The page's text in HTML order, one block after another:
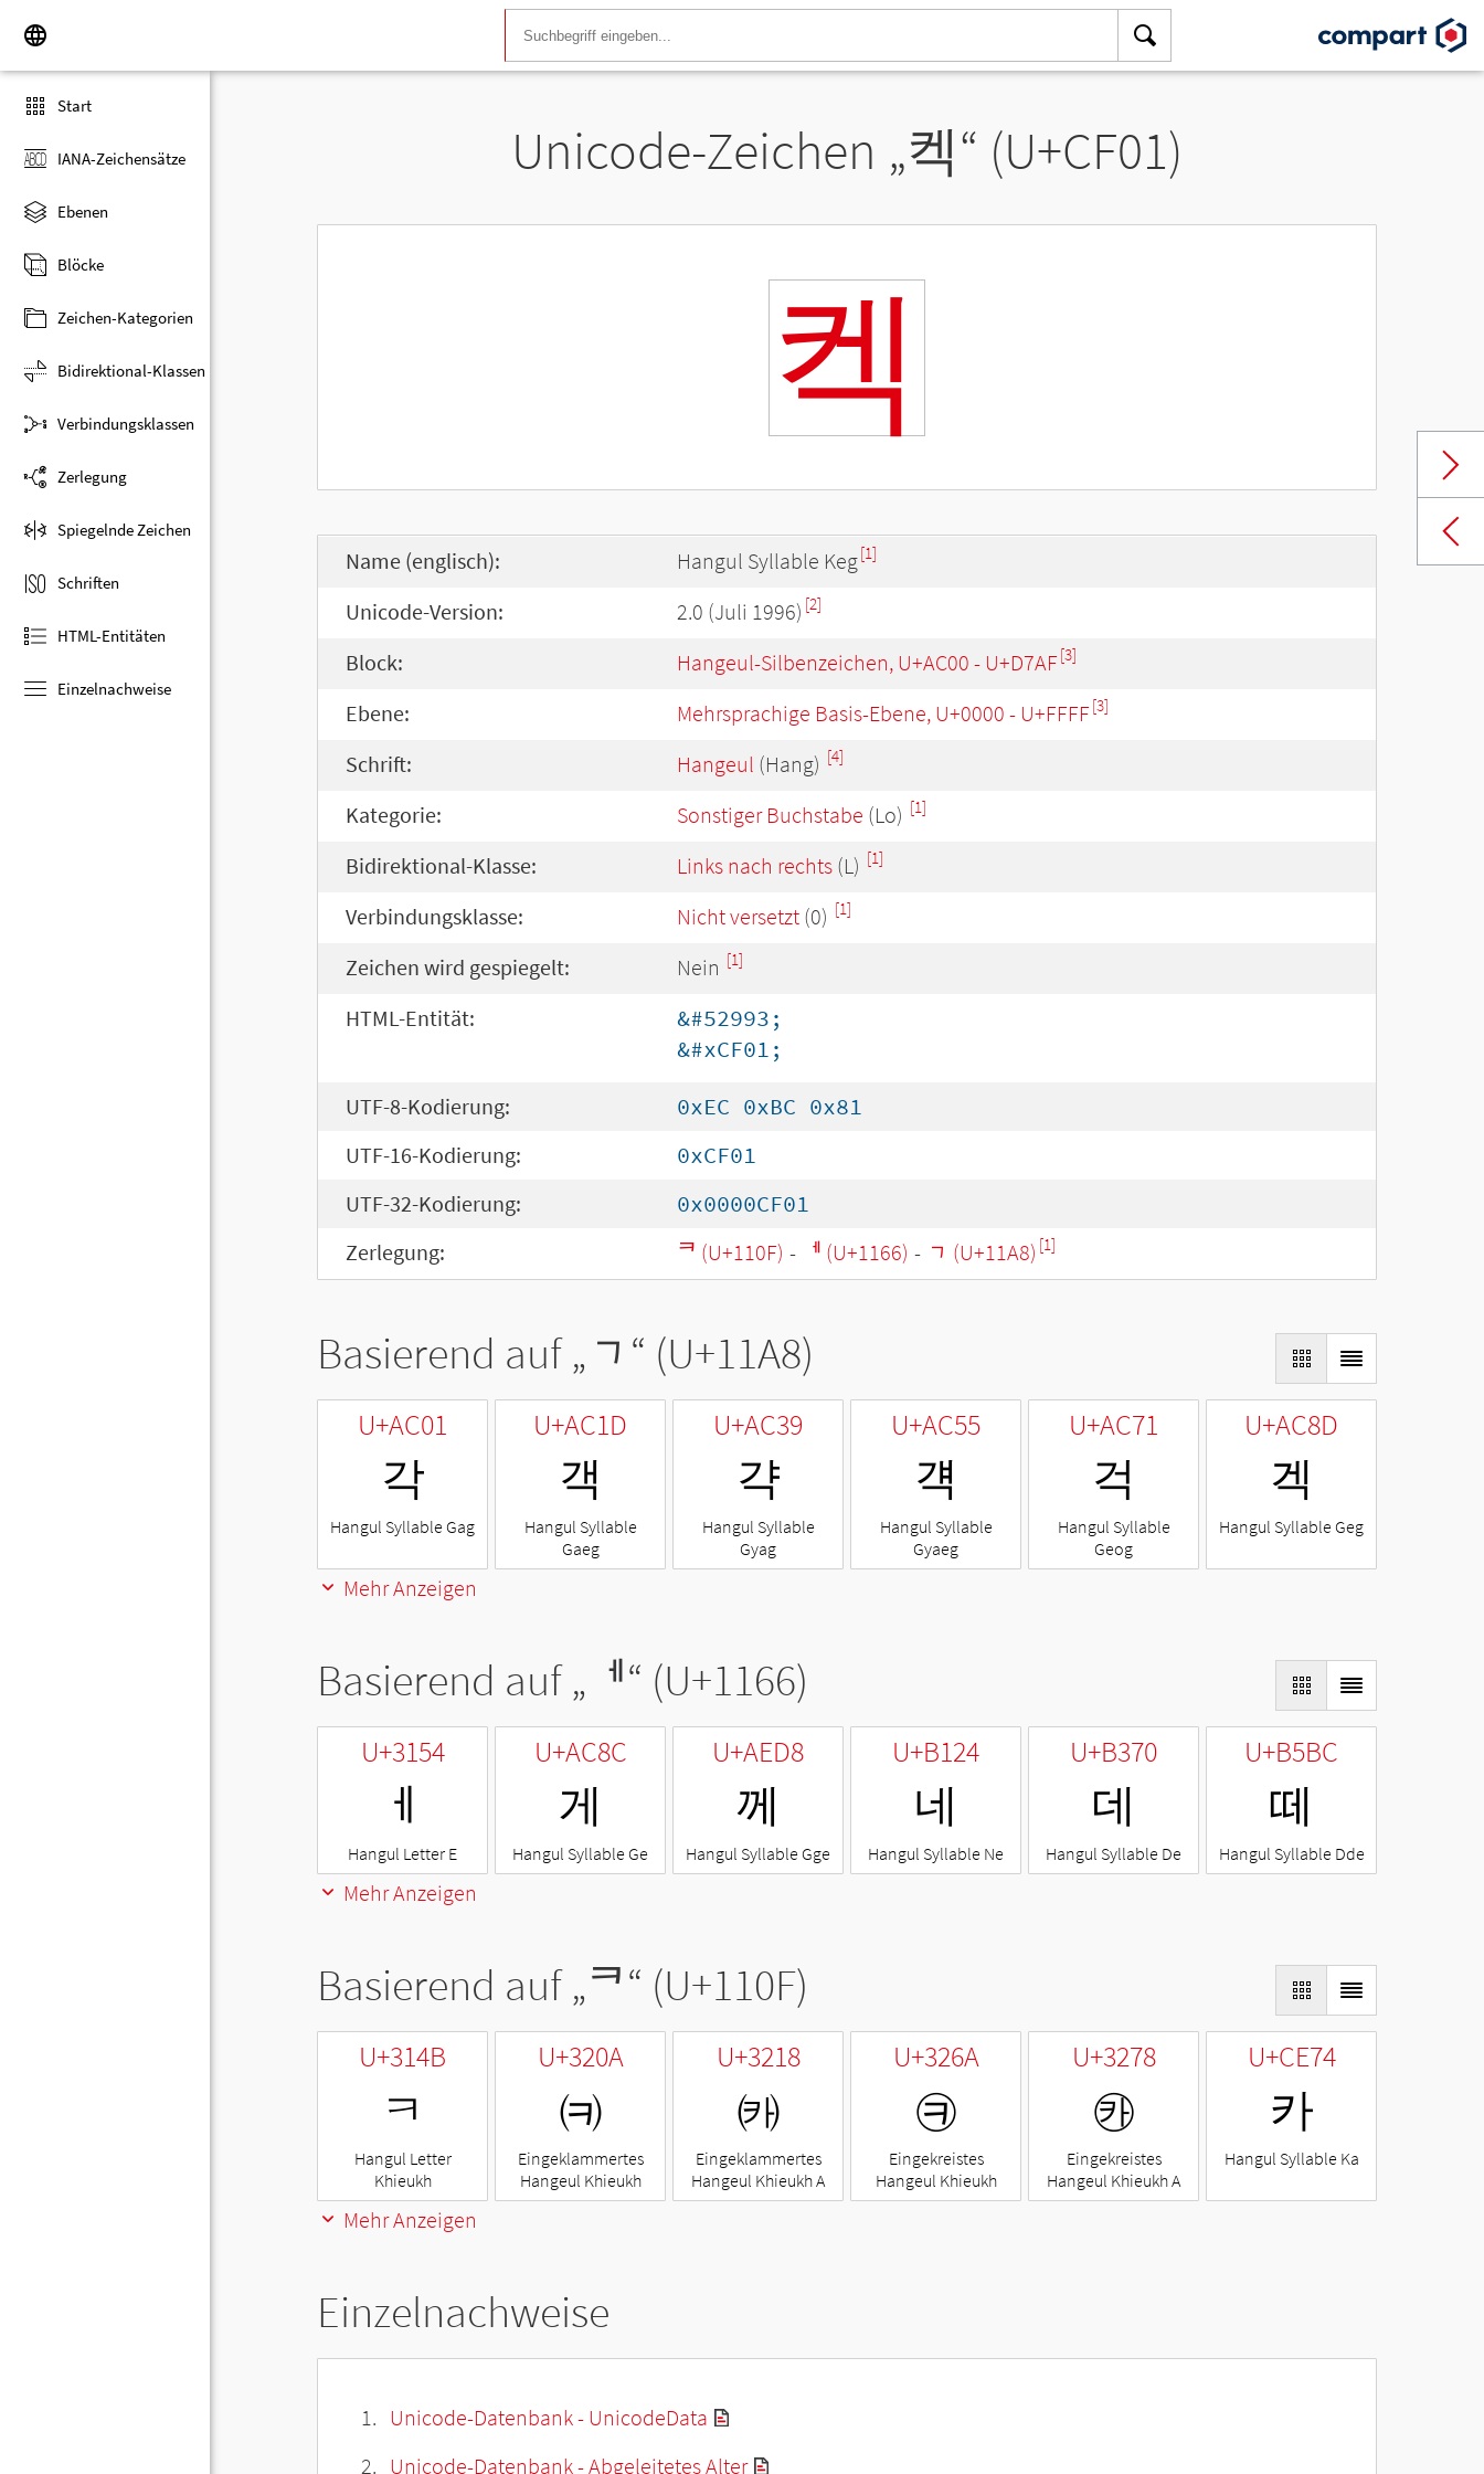
Start
IANA-Zeichensätze
Ebenen
Blöcke
Zeichen-Kategorien
Bidirektional-Klassen
Verbindungsklassen
Zerlegung
Spiegelnde Zeichen
Schriften
HTML-Entitäten
Einzelnachweise
Unicode-Zeichen „켁“ (U+CF01)
켁
Name (englisch): Hangul Syllable Keg[1]
Unicode-Version: 2.0 (Juli 1996) [2]
Block: Hangeul-Silbenzeichen, U+AC00 - U+D7AF[3]
Ebene: Mehrsprachige Basis-Ebene, U+0000 - U+FFFF[3]
Schrift: Hangeul (Hang) [4]
Kategorie: Sonstiger Buchstabe (Lo) [1]
Bidirektional-Klasse: Links nach rechts (L) [1]
Verbindungsklasse: Nicht versetzt (0) [1]
Zeichen wird gespiegelt: Nein [1]
HTML-Entität:
&#52993;
&#xCF01;
UTF-8-Kodierung:
0xEC 0xBC 0x81
UTF-16-Kodierung:
0xCF01
UTF-32-Kodierung:
0x0000CF01
Zerlegung:
ᄏ (U+110F) - ᅦ (U+1166) - ᆨ (U+11A8) [1]
Basierend auf „ ᆨ “ (U+11A8)
U+AC01
각
Hangul Syllable Gag
U+AC1D
객
Hangul Syllable
Gaeg
U+AC39
갹
Hangul Syllable
Gyag
U+AC55
걕
Hangul Syllable
Gyaeg
U+AC71
걱
Hangul Syllable
Geog
U+AC8D
겍
Hangul Syllable Geg
Mehr Anzeigen
Basierend auf „ ᅦ“ (U+1166)
U+3154
ㅔ
Hangul Letter E
U+AC8C
게
Hangul Syllable Ge
U+AED8
께
Hangul Syllable Gge
U+B124
네
Hangul Syllable Ne
U+B370
데
Hangul Syllable De
U+B5BC
떼
Hangul Syllable Dde
Mehr Anzeigen
Basierend auf „ᄏ“ (U+110F)
U+314B
ㅋ
Hangul Letter
Khieukh
U+320A
㈊
Eingeklammertes
Hangeul Khieukh
U+3218
㈘
Eingeklammertes
Hangeul Khieukh A
U+326A
㉪
Eingekreistes
Hangeul Khieukh
U+3278
㉸
Eingekreistes
Hangeul Khieukh A
U+CE74
카
Hangul Syllable Ka
Mehr Anzeigen
Einzelnachweise
Unicode-Datenbank - UnicodeData
Unicode-Datenbank - Abgeleitetes Alter